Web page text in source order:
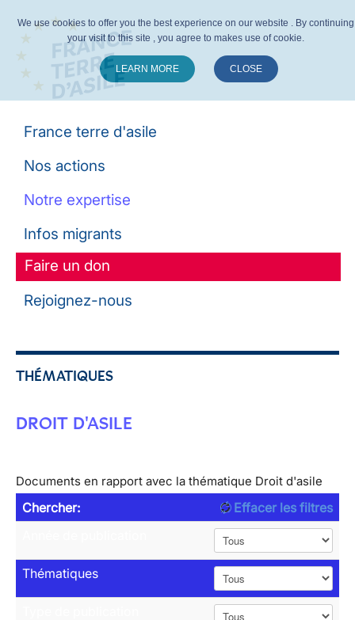
France terre d'asile
Nos actions
Notre expertise
Infos migrants
Faire un don
Rejoignez-nous
THÉMATIQUES
DROIT D'ASILE
Documents en rapport avec la thématique Droit d'asile
Chercher:
Effacer les filtres
Thématiques
We use cookies to offer you the best experience on our website . By continuing
your visit to this site , you agree to makes use of cookie.
LEARN MORE CLOSE